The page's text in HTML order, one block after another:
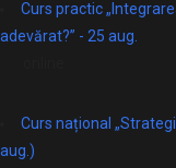
Curs practic
adevărat?” - 25 aug.
Curs național
aug.)